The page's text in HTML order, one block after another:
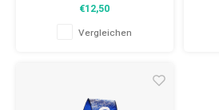
Spielernamen, jedes erzählt
eine Geschichte. Wähle aus
gebrauchten und neuen Schals
Deine Quelle für einzigartige
Fanschals!
€12,50
Vergleichen